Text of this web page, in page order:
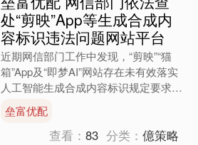
处“剪映”App等生成合成内
容标识违法问题网站平台
近期网信部门工作中发现，“剪映”“猫
箱”App及“即梦AI”网站存在未有效落实
人工智能生成合成内容标识规定要求等
问题，违反《网络安全法》《生成式人
工智能服务管理....
垒富优配
查看：83 分类：億策略